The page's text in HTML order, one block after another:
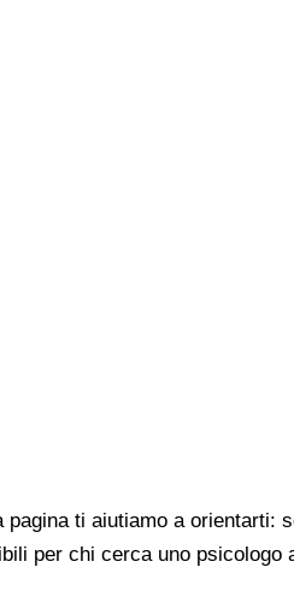
ti aiutiamo a orientarti:
per chi cerca uno psicologo